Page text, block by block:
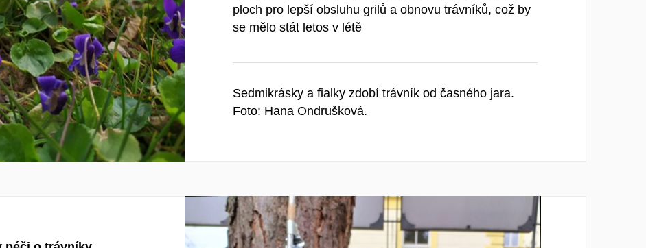
ploch pro lepší obsluhu grilů a obnovu trávníků, což by
se mělo stát letos v létě
Sedmikrásky a fialky zdobí trávník od časného jara.
Foto: Hana Ondrušková.